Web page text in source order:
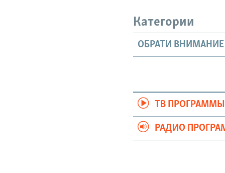
Категории
ОБРАТИ ВНИМАНИЕ
ТВ ПРОГРАММЫ
РАДИО